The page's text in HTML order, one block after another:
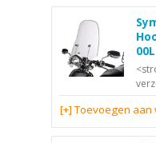
00L
[+] Toevoegen aan